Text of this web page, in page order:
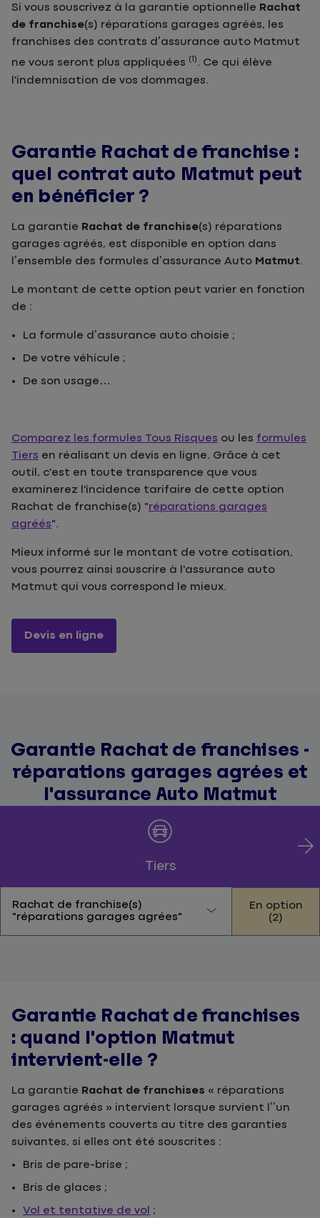
Si vous souscrivez à la garantie optionnelle Rachat
de franchise(s) réparations garages agréés, les
franchises des contrats d’assurance auto Matmut
ne vous seront plus appliquées (1). Ce qui élève
l'indemnisation de vos dommages.
Garantie Rachat de franchise :
quel contrat auto Matmut peut
en bénéficier ?
La garantie Rachat de franchise(s) réparations
garages agréés, est disponible en option dans
l’ensemble des formules d’assurance Auto Matmut.
Le montant de cette option peut varier en fonction
de :
La formule d’assurance auto choisie ;
De votre véhicule ;
De son usage…
Comparez les formules Tous Risques ou les formules
Tiers en réalisant un devis en ligne. Grâce à cet
outil, c'est en toute transparence que vous
examinerez l'incidence tarifaire de cette option
Rachat de franchise(s) "réparations garages
agréés".
Mieux informé sur le montant de votre cotisation,
vous pourrez ainsi souscrire à l'assurance auto
Matmut qui vous correspond le mieux.
Devis en ligne
Garantie Rachat de franchises -
réparations garages agrées et
l'assurance Auto Matmut
Tiers
Rachat de franchise(s)
"réparations garages agrées"
En option
(2)
Garantie Rachat de franchises
: quand l’option Matmut
intervient-elle ?
La garantie Rachat de franchises « réparations
garages agréés » intervient lorsque survient l’’un
des événements couverts au titre des garanties
suivantes, si elles ont été souscrites :
Bris de pare-brise ;
Bris de glaces ;
Vol et tentative de vol ;